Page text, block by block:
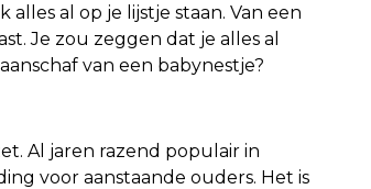
al op je lijstje staan. Van een
Je zou zeggen dat je alles al
van een babynestje?
Al jaren razend populair in
voor aanstaande ouders. Het is